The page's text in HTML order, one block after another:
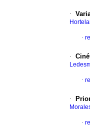
·
·
·
·
·
·